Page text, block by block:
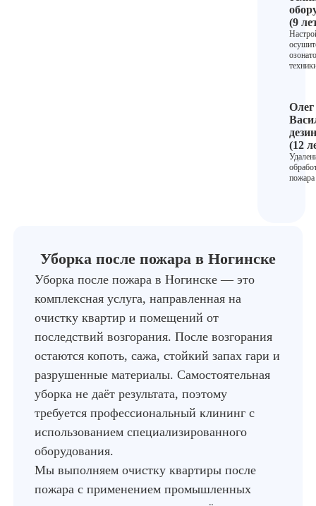
(9
Олег
(12
пожара
Уборка после пожара в Ногинске
Уборка после пожара в Ногинске — это
комплексная услуга, направленная на
очистку квартир и помещений от
последствий возгорания. После возгорания
остаются копоть, сажа, стойкий запах гари и
разрушенные материалы. Самостоятельная
уборка не даёт результата, поэтому
требуется профессиональный клининг с
использованием специализированного
оборудования.
Мы выполняем очистку квартиры после
пожара с применением промышленных